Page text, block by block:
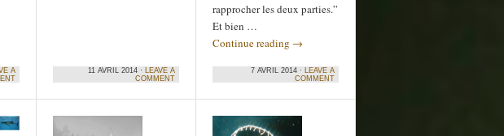
A
11 AVRIL 2014 · LEAVE A
COMMENT
rapprocher les deux parties.”
Et bien …
Continue reading →
7 AVRIL 2014 · LEAVE A
COMMENT